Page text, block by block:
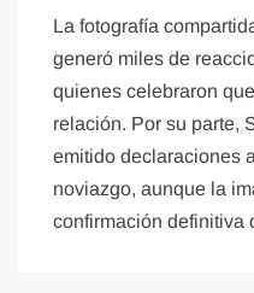
La fotografía
generó miles de
quienes celebraron
relación. Por su parte,
emitido declaraciones
noviazgo, aunque la
confirmación definitiva